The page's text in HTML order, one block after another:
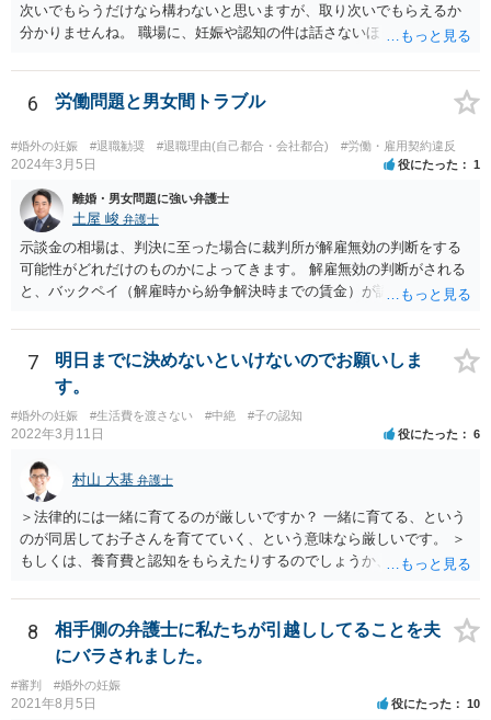
次いでもらうだけなら構わないと思いますが、取り次いでもらえるか
分かりませんね。 職場に、妊娠や認知の件は話さないほうがよいと思
難しいと思われれば、弁護士に入ってもらうことも検討されてくださ
い。 一度、お近くの弁護士に相談されてみてもよいと思います。
6 労働問題と男女間トラブル
#婚外の妊娠 #退職勧奨 #退職理由(自己都合・会社都合) #労働・雇用契約違反
2024年3月5日 役にたった 1
離婚・男女問題に強い弁護士
土屋 峻 弁護士
示談金の相場は、判決に至った場合に裁判所が解雇無効の判断をする
可能性がどれだけのものかによってきます。 解雇無効の判断がされる
と、バックペイ（解雇時から紛争解決時までの賃金）が認められるの
準となります。解決金の基準は、半年から１年程度の賃金相当額くら
いだと思います。 この件は、弁護士に具体的な内容について、ご相談
された方がよい事案だと考えます。
7
明日までに決めないといけないのでお願いしま
す。
#婚外の妊娠 #生活費を渡さない #中絶 #子の認知
2022年3月11日 役にたった 6
村山 大基 弁護士
＞法律的には一緒に育てるのが厳しいですか？ 一緒に育てる、という
のが同居してお子さんを育てていく、という意味なら厳しいです。 ＞
もしくは、養育費と認知をもらえたりするのでしょうか、 相手が認知
す。 また、認知されたことを前提に、父親として子を養う義務があり
ますので、 養育費を請求できます。 ただ、極端な話相手に収入がなか
ったり、行方不明だったりすると、実際上の回収が難しい可能性はあ
ります。
8
相手側の弁護士に私たちが引越ししてることを夫
にバラされました。
#審判 #婚外の妊娠
2021年8月5日 役にたった 10